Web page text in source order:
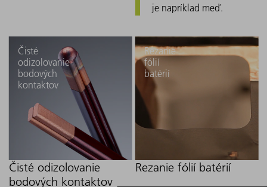
je napríklad meď.
Čisté
odizolovanie
bodových
kontaktov
Čisté odizolovanie
bodových kontaktov
Rezanie
fólií
batérií
Rezanie fólií batérií